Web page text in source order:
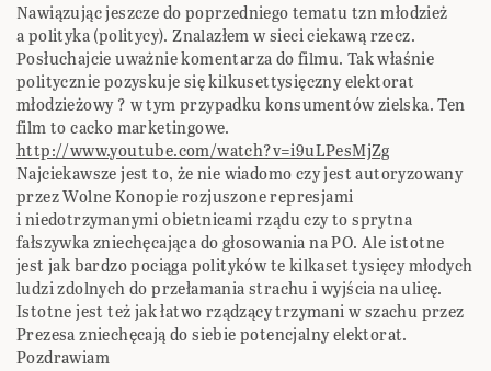
Nawiązując jeszcze do poprzedniego tematu tzn młodzież
a polityka (politycy). Znalazłem w sieci ciekawą rzecz.
Posłuchajcie uważnie komentarza do filmu. Tak właśnie
politycznie pozyskuje się kilkusettysięczny elektorat
młodzieżowy ? w tym przypadku konsumentów zielska. Ten
film to cacko marketingowe.
http://www.youtube.com/watch?v=i9uLPesMjZg
Najciekawsze jest to, że nie wiadomo czy jest autoryzowany
przez Wolne Konopie rozjuszone represjami
i niedotrzymanymi obietnicami rządu czy to sprytna
fałszywka zniechęcająca do głosowania na PO. Ale istotne
jest jak bardzo pociąga polityków te kilkaset tysięcy młodych
ludzi zdolnych do przełamania strachu i wyjścia na ulicę.
Istotne jest też jak łatwo rządzący trzymani w szachu przez
Prezesa zniechęcają do siebie potencjalny elektorat.
Pozdrawiam